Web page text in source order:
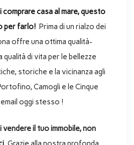
comprare casa al mare, questo
per farlo! Prima di un rialzo dei
offre una ottima qualità-
qualità di vita per le bellezze
storiche e la vicinanza agli
Camogli e le Cinque
oggi stesso !
vendere il tuo immobile, non